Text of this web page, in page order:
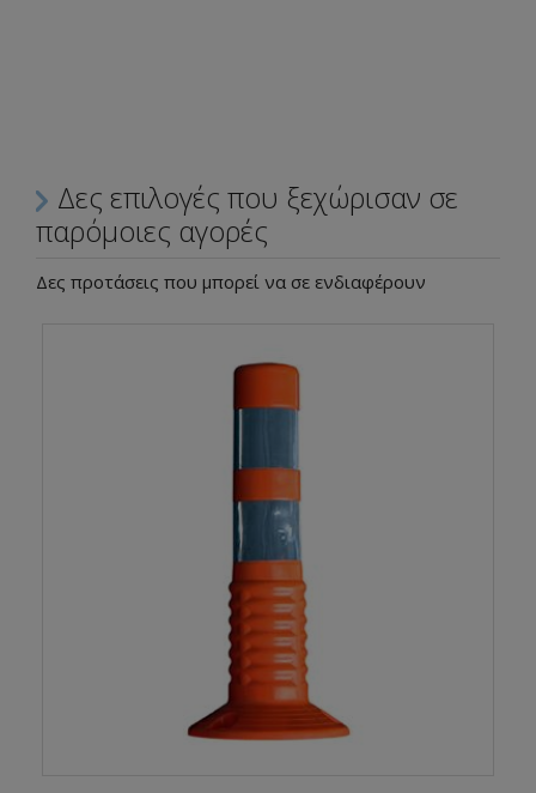
Δες επιλογές που ξεχώρισαν σε
παρόμοιες αγορές
Δες προτάσεις που μπορεί να σε ενδιαφέρουν